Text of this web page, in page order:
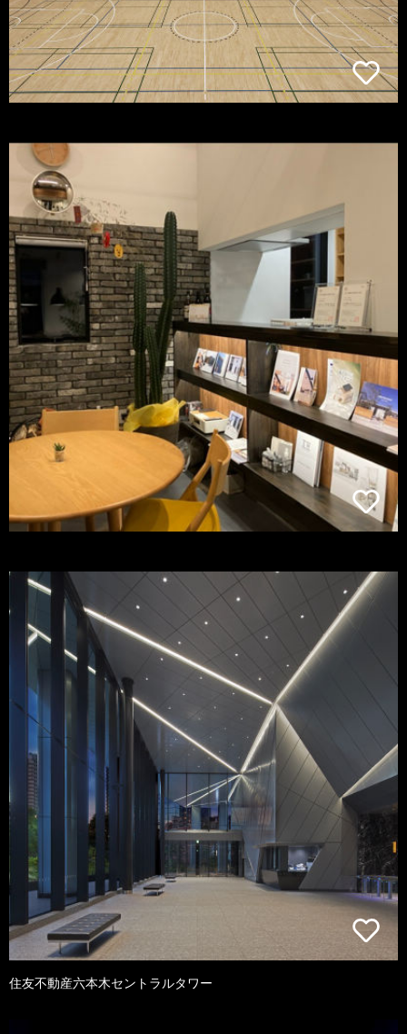
住友不動産六本木セントラルタワー